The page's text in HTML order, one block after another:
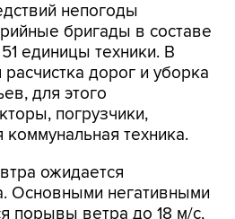
непогоды
бригады в составе
единицы техники. В
дорог и уборка
для этого
погрузчики,
техника.
ожидается
Основными негативными
порывы ветра до 18 м/с,